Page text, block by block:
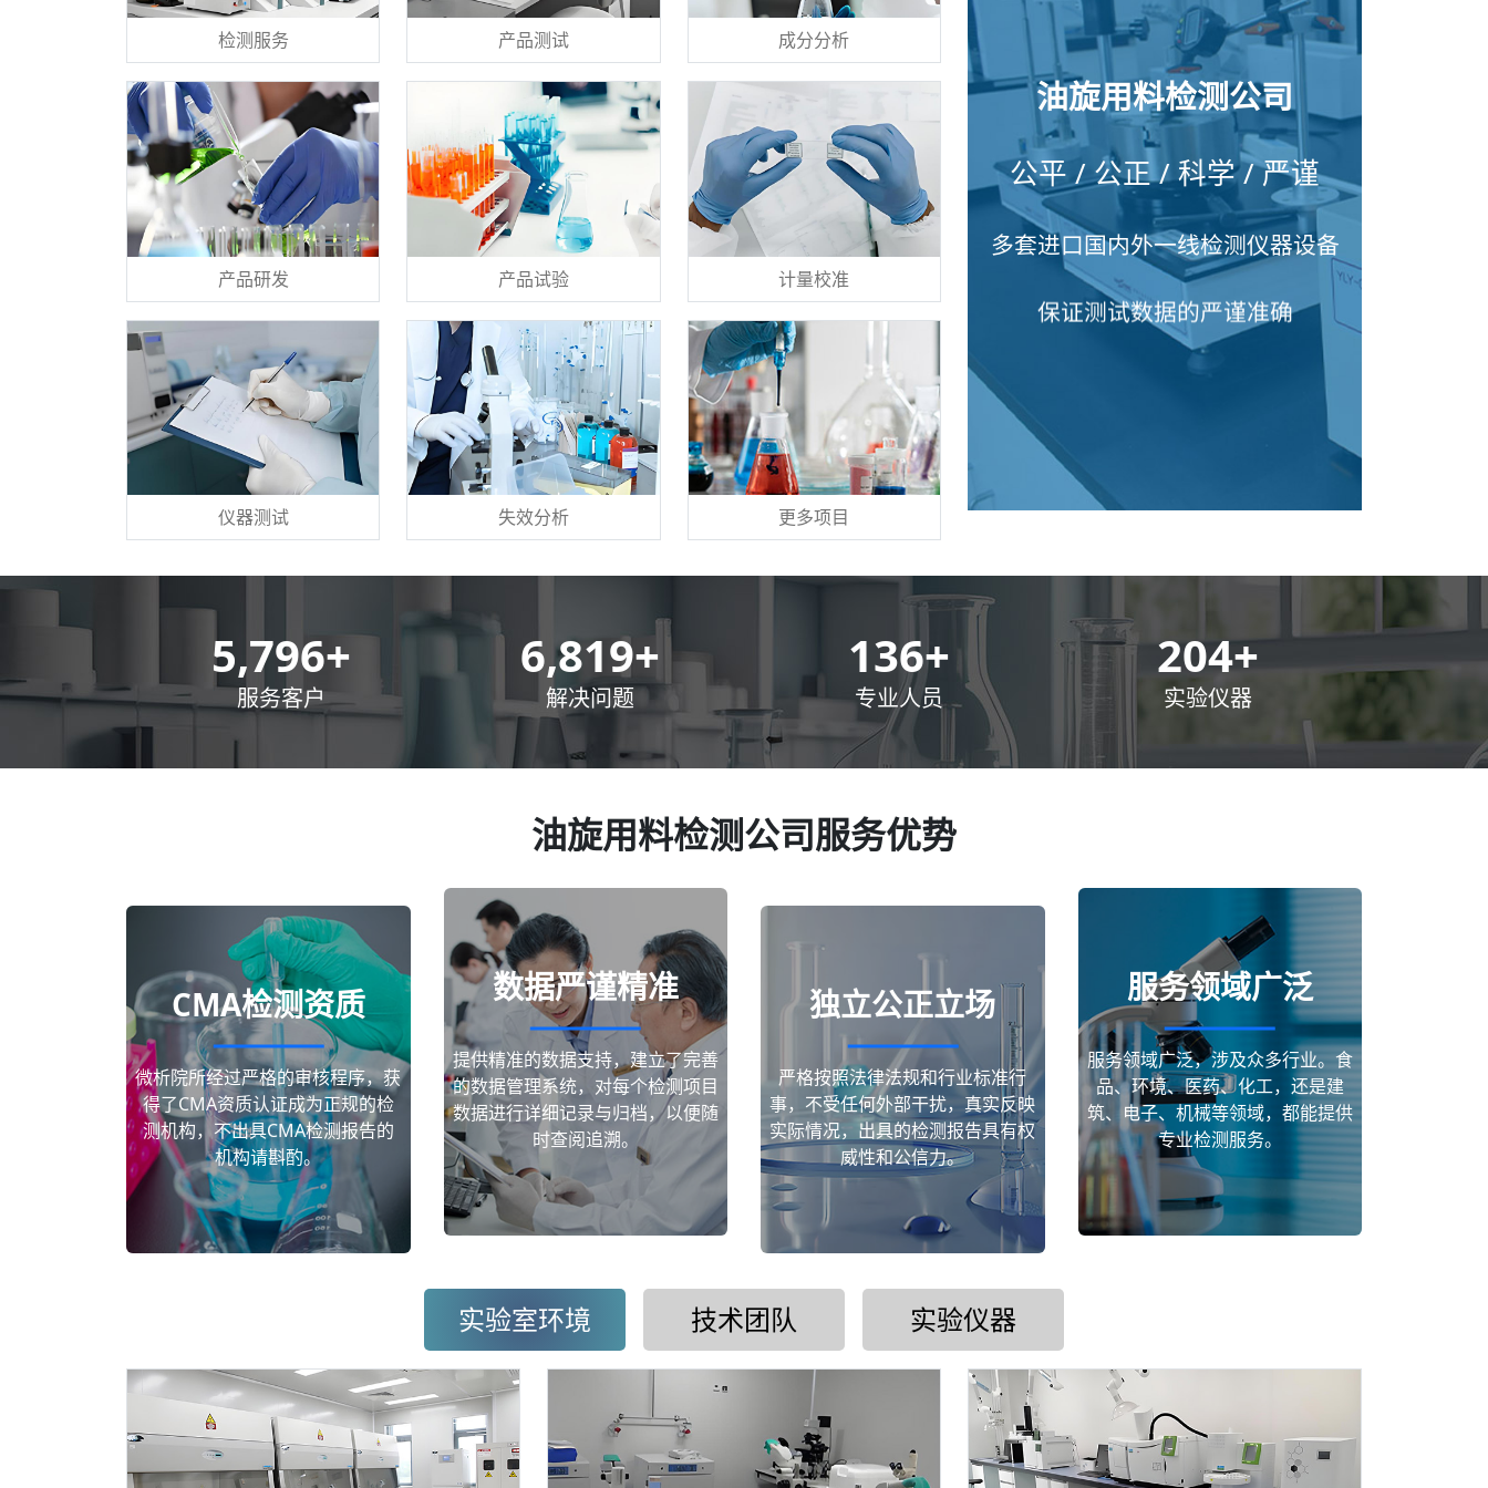
检测服务 产品测试 成分分析
产品研发 产品试验 计量校准
仪器测试 失效分析 更多项目
油旋用料检测公司
公平 / 公正 / 科学 / 严谨
多套进口国内外一线检测仪器设备
保证测试数据的严谨准确
8,500+
服务客户
10,000+
解决问题
200+
专业人员
300+
实验仪器
油旋用料检测公司服务优势
CMA检测资质
微析院所经过严格的审核程序，获
得了CMA资质认证成为正规的检
测机构，不出具CMA检测报告的
机构请斟酌。
数据严谨精准
提供精准的数据支持，建立了完善
的数据管理系统，对每个检测项目
数据进行详细记录与归档，以便随
时查阅追溯。
独立公正立场
严格按照法律法规和行业标准行
事，不受任何外部干扰，真实反映
实际情况，出具的检测报告具有权
威性和公信力。
服务领域广泛
服务领域广泛，涉及众多行业。食
品、环境、医药、化工，还是建
筑、电子、机械等领域，都能提供
专业检测服务。
实验室环境 技术团队 实验仪器